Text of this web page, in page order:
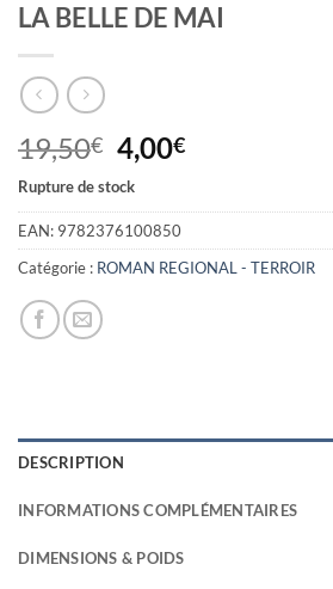
LA BELLE DE MAI
19,50€ Le
prix
initial
était :
19,50€.
4,00€Le
actuel
4,00€.
Rupture de stock
EAN: 9782376100850
Catégorie : ROMAN REGIONAL - TERROIR
DESCRIPTION
INFORMATIONS COMPLÉMENTAIRES
DIMENSIONS & POIDS